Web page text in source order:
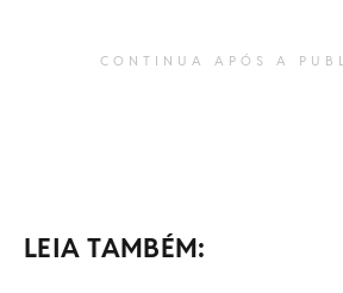
CONTINUA APÓS A
LEIA TAMBÉM: